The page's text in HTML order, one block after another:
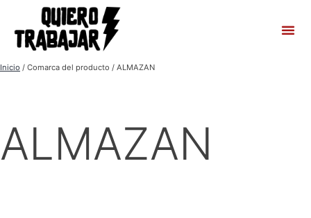
Inicio / Comarca del producto / ALMAZAN
ALMAZAN